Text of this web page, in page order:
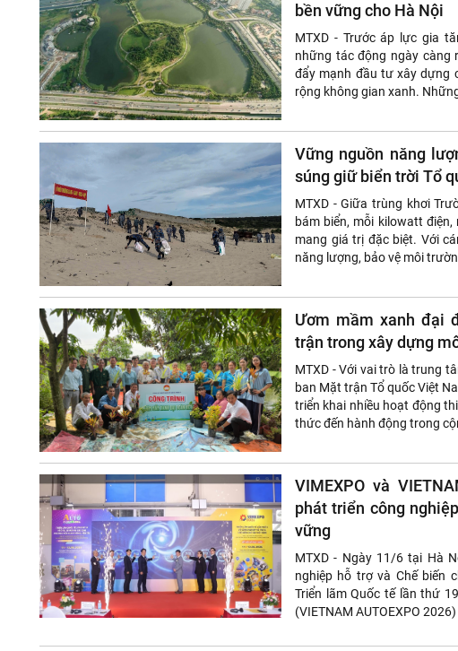
bền vững cho Hà Nội
MTXD - Trước áp lực gia
những tác động ngày càng
đẩy mạnh đầu tư xây dựng
rộng không gian xanh.
Vững nguồn năng
súng giữ biển trời Tổ
MTXD - Giữa trùng khơi
bám biển, mỗi kilowatt
mang giá trị đặc biệt. Với
năng lượng, bảo vệ môi
Ươm mầm xanh đại
trận trong xây dựng
​MTXD - Với vai trò là trung
ban Mặt trận Tổ quốc Việt
triển khai nhiều hoạt động
thức đến hành động trong
VIMEXPO và
phát triển công
vững
​MTXD - Ngày 11/6 tại Hà
nghiệp hỗ trợ và Chế biến
Triển lãm Quốc tế lần thứ
(VIETNAM AUTOEXPO